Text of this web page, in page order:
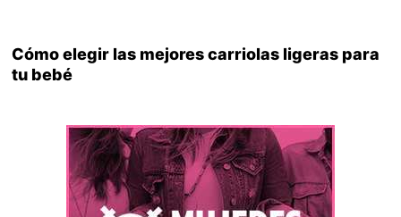
Cómo elegir las mejores carriolas ligeras para
tu bebé